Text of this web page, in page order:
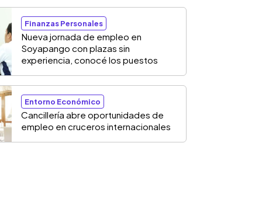
Finanzas Personales
Nueva jornada de empleo en
Soyapango con plazas sin
experiencia, conocé los puestos
Entorno Económico
Cancillería abre oportunidades de
empleo en cruceros internacionales